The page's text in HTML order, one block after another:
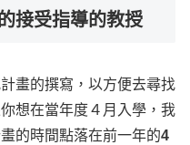
接受指導的教授
畫的撰寫，以方便去尋找
想在當年度４月入學，我
的時間點落在前一年的4